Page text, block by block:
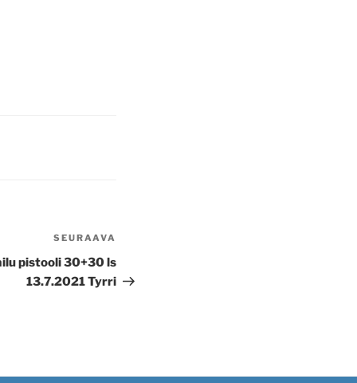
artikkeli
SEURAAVA
pistooli 30+30 ls
13.7.2021 Tyrri